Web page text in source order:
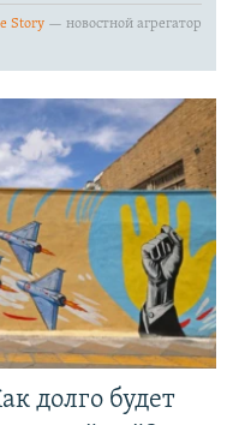
долго будет